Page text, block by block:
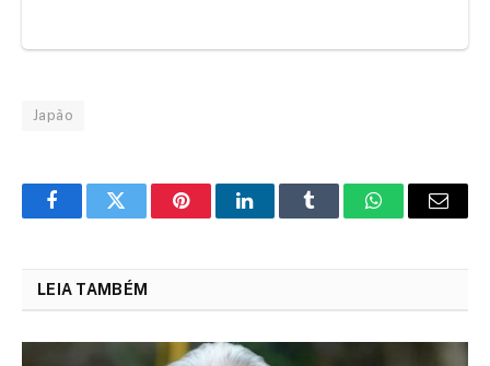
Japão
FacebookTwitter PinterestLinkedInTumblr WhatsAppEmail
LEIA TAMBÉM